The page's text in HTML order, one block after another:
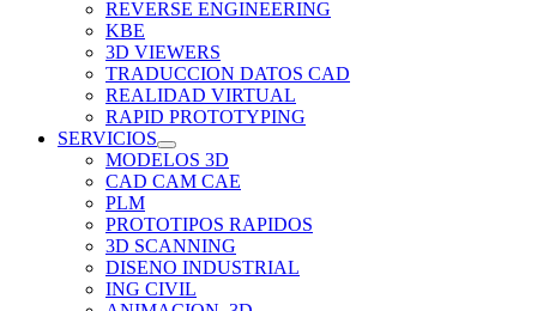
REVERSE ENGINEERING
KBE
3D VIEWERS
TRADUCCION DATOS CAD
REALIDAD VIRTUAL
RAPID PROTOTYPING
SERVICIOS
MODELOS 3D
CAD CAM CAE
PLM
PROTOTIPOS RAPIDOS
3D SCANNING
DISENO INDUSTRIAL
ING CIVIL